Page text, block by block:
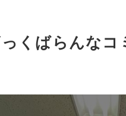
くばらんなコ